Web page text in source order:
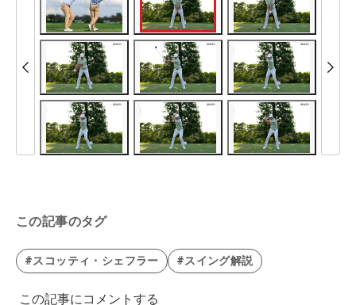
この記事のタグ
#スコッティ・シェフラー #スイング解説